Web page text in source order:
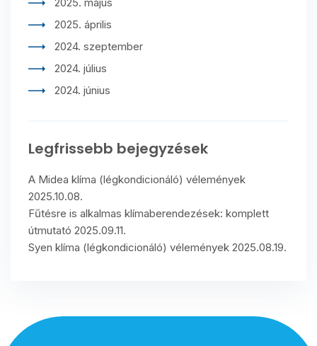
2025. április
2024. szeptember
2024. július
2024. június
Legfrissebb bejegyzések
A Midea klíma (légkondicionáló) vélemények
2025.10.08.
Fűtésre is alkalmas klímaberendezések: komplett
útmutató 2025.09.11.
Syen klíma (légkondicionáló) vélemények 2025.08.19.